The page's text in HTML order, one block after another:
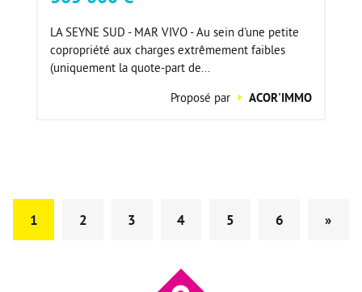
LA SEYNE SUD - MAR VIVO - Au sein d'une petite
copropriété aux charges extrêmement faibles
(uniquement la quote-part de...
Proposé par
ACOR'IMMO
1 2 3 4 5 6 »